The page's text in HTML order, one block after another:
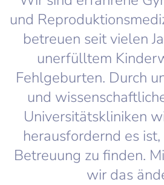
und
betreuen seit vielen
unerfülltem
Fehlgeburten. Durch
und
Universitätskliniken
herausfordernd es
Betreuung zu finden.
wir das